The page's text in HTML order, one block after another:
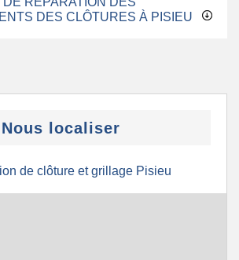
DES CLÔTURES À PISIEU
Nous localiser
de clôture et grillage Pisieu